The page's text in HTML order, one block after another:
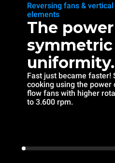
Reversing fans &
elements
The
symmetric
uniformity.
Fast just became faster!
cooking using the power
flow fans with higher
to 3.600 rpm.